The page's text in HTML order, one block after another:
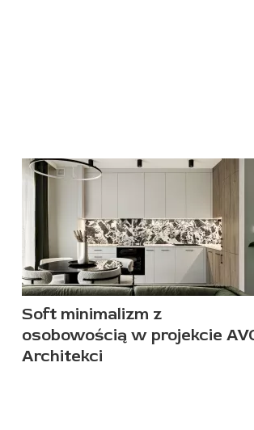
Soft minimalizm z
osobowością w projekcie
Architekci